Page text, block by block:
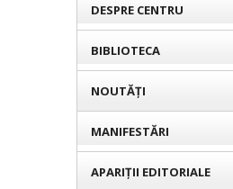
DESPRE CENTRU
BIBLIOTECA
NOUTĂȚI
MANIFESTĂRI
APARIȚII EDITORIALE